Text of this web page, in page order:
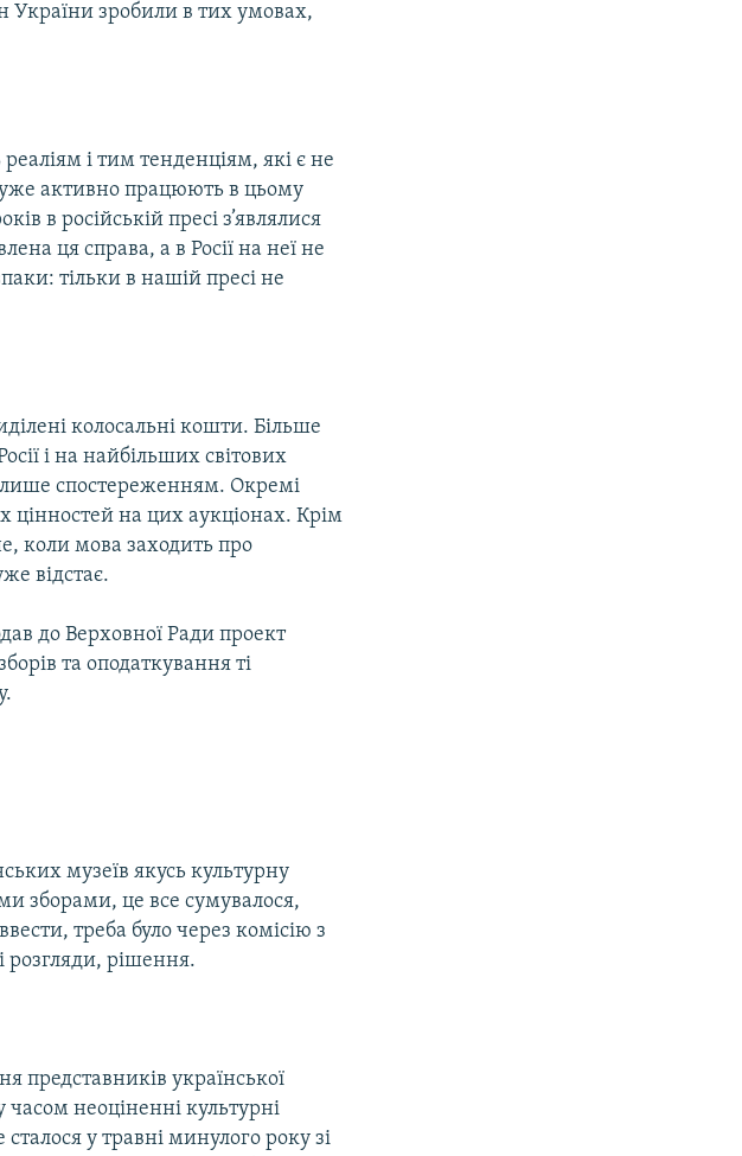
України зробили в тих умовах,
і тим тенденціям, які є не
активно працюють в цьому
в російській пресі з’являлися
ця справа, а в Росії на неї не
тільки в нашій пресі не
колосальні кошти. Більше
і на найбільших світових
спостереженням. Окремі
цінностей на цих аукціонах. Крім
коли мова заходить про
відстає.
до Верховної Ради проект
та оподаткування ті
музеїв якусь культурну
зборами, це все сумувалося,
треба було через комісію з
розгляди, рішення.
української
неоціненні культурні
у травні минулого року зі